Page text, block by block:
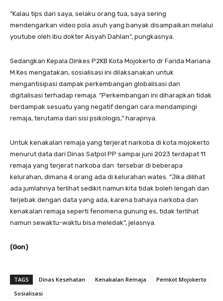
“Kalau tips dari saya, selaku orang tua, saya sering
mendengarkan video pola asuh yang banyak disampaikan melalui
youtube oleh ibu dokter Aisyah Dahlan”, pungkasnya.
Sedangkan Kepala Dinkes P2KB Kota Mojokerto dr Farida Mariana
M.Kes mengatakan, sosialisasi ini dilaksanakan untuk
mengantisipasi dampak perkembangan globalisasi dan
digitalisasi terhadap remaja. “Perkembangan ini diharapkan tidak
berdampak sesuatu yang negatif dengan cara mendampingi
remaja, terutama dari sisi psikologis,” harapnya.
Untuk kenakalan remaja yang terjerat narkoba di kota mojokerto
menurut data dari Dinas Satpol PP sampai juni 2023 terdapat 11
remaja yang terjerat narkoba dan tersebar di beberapa
kelurahan, dimana 4 orang ada di kelurahan wates. “Jika dilihat
ada jumlahnya terlihat sedikit namun kita tidak boleh lengah dan
terjebak dengan data yang ada, karena bahaya narkoba dan
kenakalan remaja seperti fenomena gunung es, tidak terlihat
namun sewaktu-waktu bisa meledak”, jelasnya.
(Gon)
TAGS Dinas Kesehatan Kenakalan Remaja
Pemkot Mojokerto
Sosialisasi